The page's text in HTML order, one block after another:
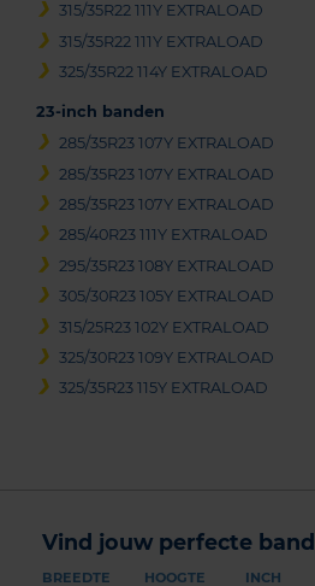
315/35R22 111Y EXTRALOAD
315/35R22 111Y EXTRALOAD
325/35R22 114Y EXTRALOAD
23-inch banden
285/35R23 107Y EXTRALOAD
285/35R23 107Y EXTRALOAD
285/35R23 107Y EXTRALOAD
285/40R23 111Y EXTRALOAD
295/35R23 108Y EXTRALOAD
305/30R23 105Y EXTRALOAD
315/25R23 102Y EXTRALOAD
325/30R23 109Y EXTRALOAD
325/35R23 115Y EXTRALOAD
Vind jouw perfecte band
BREEDTE HOOGTE INCH